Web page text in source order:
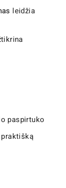
leidžia
paspirtuko